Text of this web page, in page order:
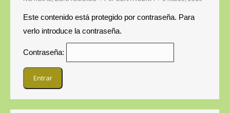
Este contenido está protegido por contraseña. Para
verlo introduce la contraseña.
Contraseña: